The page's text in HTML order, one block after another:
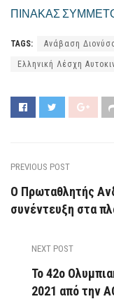
ΠΙΝΑΚΑΣ
TAGS: Ανάβαση
Ελληνική Λέσχη
PREVIOUS POST
Ο Πρωταθλητής
συνέντευξη στα
NEXT POST
Το 42ο
2021 από την